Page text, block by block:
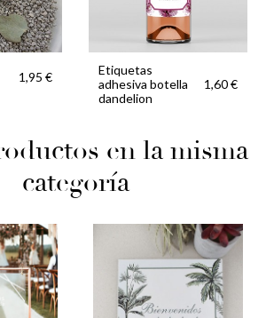
1,95 €
Etiquetas
adhesiva botella
dandelion
1,60 €
en la misma
categoría